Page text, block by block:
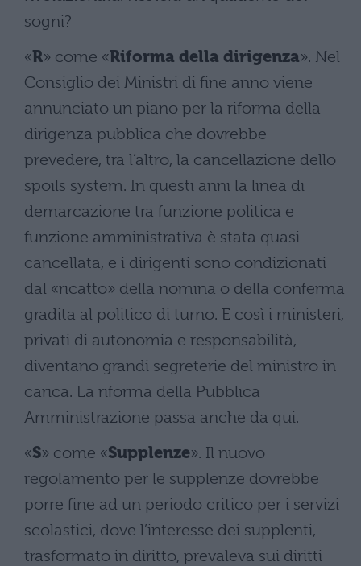
sogni?
«R» come «Riforma della dirigenza». Nel
Consiglio dei Ministri di fine anno viene
annunciato un piano per la riforma della
dirigenza pubblica che dovrebbe
prevedere, tra l’altro, la cancellazione dello
spoils system. In questi anni la linea di
demarcazione tra funzione politica e
funzione amministrativa è stata quasi
cancellata, e i dirigenti sono condizionati
dal «ricatto» della nomina o della conferma
gradita al politico di turno. E così i ministeri,
privati di autonomia e responsabilità,
diventano grandi segreterie del ministro in
carica. La riforma della Pubblica
Amministrazione passa anche da qui.
«S» come «Supplenze». Il nuovo
regolamento per le supplenze dovrebbe
porre fine ad un periodo critico per i servizi
scolastici, dove l’interesse dei supplenti,
trasformato in diritto, prevaleva sui diritti